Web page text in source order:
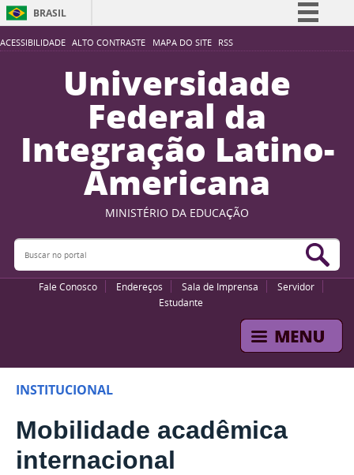
ACESSIBILIDADE ALTO CONTRASTE MAPA DO SITE RSS
BRASIL
Simplifique!
Participe
Acesso à informação
Legislação
Canais
Universidade
Federal da
Integração Latino-
Americana
MINISTÉRIO DA EDUCAÇÃO
Buscar no portal
Fale Conosco Endereços Sala de Imprensa
Servidor
Estudante
INSTITUCIONAL
Mobilidade acadêmica
internacional